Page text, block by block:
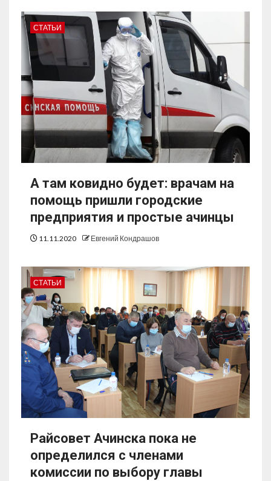
СТАТЬИ
А там ковидно будет: врачам на
помощь пришли городские
предприятия и простые ачинцы
11.11.2020 Евгений Кондрашов
СТАТЬИ
Райсовет Ачинска пока не
определился с членами
комиссии по выбору главы